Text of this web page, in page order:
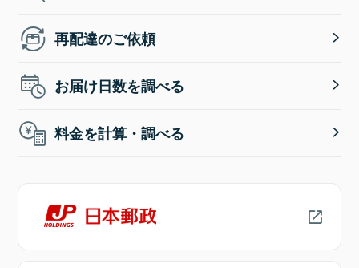
再配達のご依頼
お届け日数を調べる
料金を計算・調べる